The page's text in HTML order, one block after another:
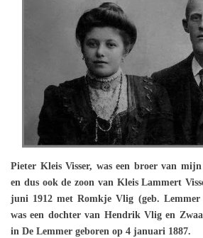
Pieter Kleis Visser, was een broer van
en dus ook de zoon van Kleis Lammert
juni 1912 met Romkje Vlig (geb. Lemmer
was een dochter van Hendrik Vlig en
in De Lemmer geboren op 4 januari 1887.